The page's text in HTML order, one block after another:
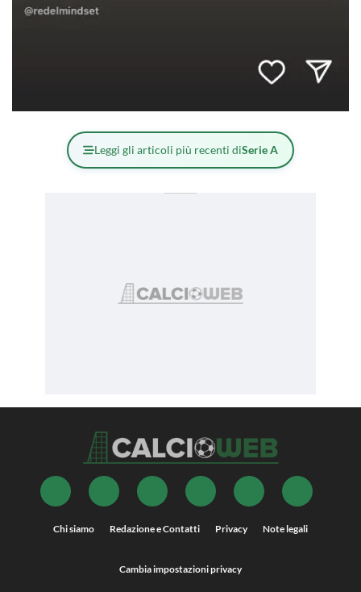
Leggi gli articoli più recenti diSerie A
Chi siamo Redazione e Contatti Privacy Note legali
Cambia impostazioni privacy